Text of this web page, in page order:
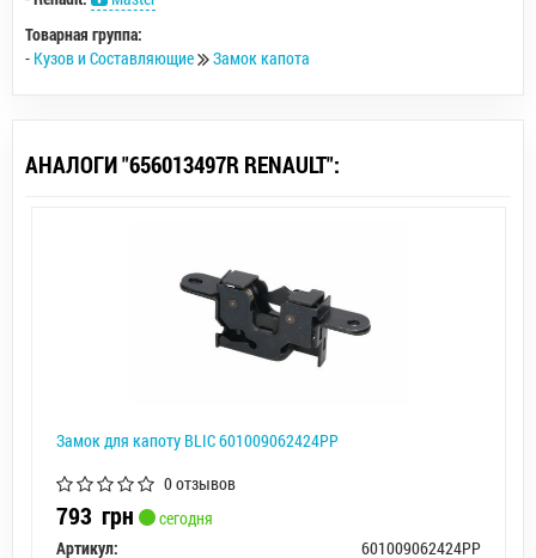
Товарная группа:
- Кузов и Составляющие Замок капота
АНАЛОГИ "656013497R RENAULT":
Замок для капоту BLIC 601009062424PP
0 отзывов
793 грн
сегодня
Артикул:
601009062424PP